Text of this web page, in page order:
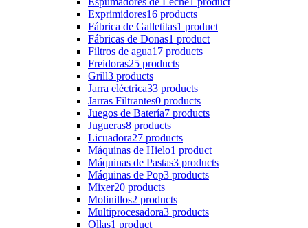
Exprimidores16 products
Fábrica de Galletitas1 product
Fábricas de Donas1 product
Filtros de agua17 products
Freidoras25 products
Grill3 products
Jarra eléctrica33 products
Jarras Filtrantes0 products
Juegos de Batería7 products
Jugueras8 products
Licuadora27 products
Máquinas de Hielo1 product
Máquinas de Pastas3 products
Máquinas de Pop3 products
Mixer20 products
Molinillos2 products
Multiprocesadora3 products
Ollas1 product